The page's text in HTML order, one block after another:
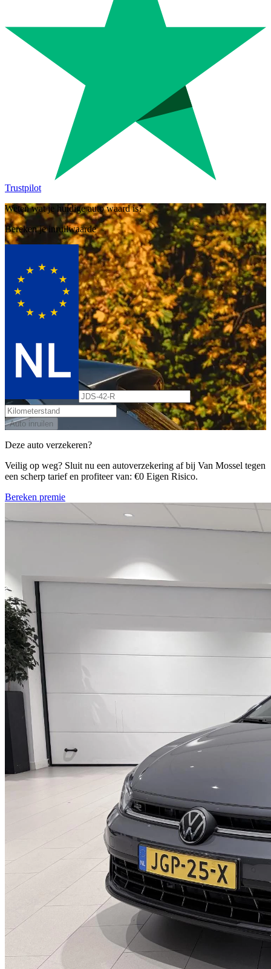
Trustpilot
Weten wat je huidige auto waard is?
Bereken je inruilwaarde
Auto inruilen
Deze auto verzekeren?
Veilig op weg? Sluit nu een autoverzekering af bij Van Mossel tegen
een scherp tarief en profiteer van: €0 Eigen Risico.
Bereken premie